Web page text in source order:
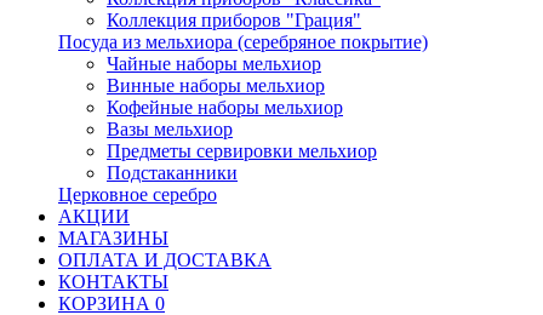
Коллекция приборов "Грация"
Посуда из мельхиора (серебряное покрытие)
Чайные наборы мельхиор
Винные наборы мельхиор
Кофейные наборы мельхиор
Вазы мельхиор
Предметы сервировки мельхиор
Подстаканники
Церковное серебро
АКЦИИ
МАГАЗИНЫ
ОПЛАТА И ДОСТАВКА
КОНТАКТЫ
КОРЗИНА 0